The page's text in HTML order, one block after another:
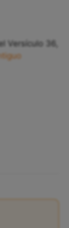
Versículo 36,